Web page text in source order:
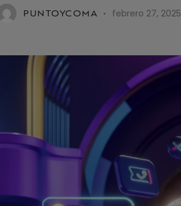
PUNTOYCOMA febrero 27, 2025